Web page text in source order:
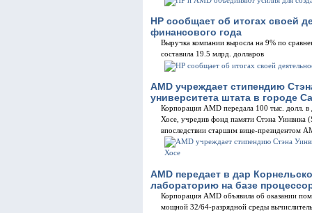
HP сообщает об итогах своей
финансового года
Выручка компании выросла на 9% по
составила 19.5 млрд. долларов
AMD учреждает стипендию
университета штата в городе
Корпорация AMD передала 100 тыс. долл. в
Хосе, учредив фонд памяти Стэна Уинвика
впоследствии старшим вице-президентом
AMD передает в дар
лабораторию на базе
Корпорация AMD объявила об оказании
мощной 32/64-разрядной среды